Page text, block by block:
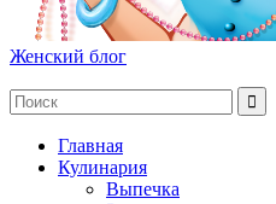
Женский блог
Главная
Кулинария
Выпечка